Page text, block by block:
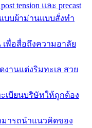
tension และ precast
บบผ้าม่านแบบสั่งทำ
พื่อสื่อถึงความอาลัย
ดงานแต่งริมทะเล สวย
เบียนบริษัทให้ถูกต้อง
มารถนำแนวคิดของ